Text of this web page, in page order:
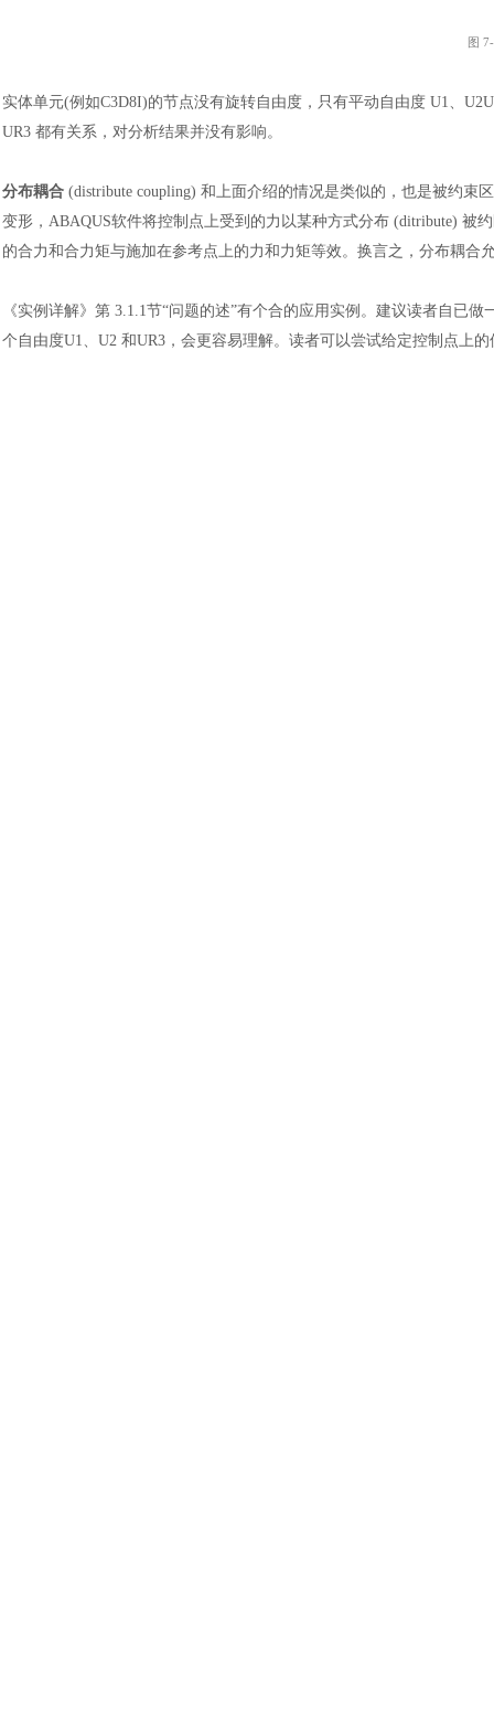
图
实体单元(例如C3D8I)的节点没有旋转自由度，只有平动自由度 U1、
UR3 都有关系，对分析结果并没有影响。
分布耦合 (distribute coupling) 和上面介绍的情况是类似的，也是被约
变形，ABAQUS软件将控制点上受到的力以某种方式分布 (ditribute) 被
的合力和合力矩与施加在参考点上的力和力矩等效。换言之，分布耦
《实例详解》第 3.1.1节“问题的述”有个合的应用实例。建议读者自已
个自由度U1、U2 和UR3，会更容易理解。读者可以尝试给定控制点上